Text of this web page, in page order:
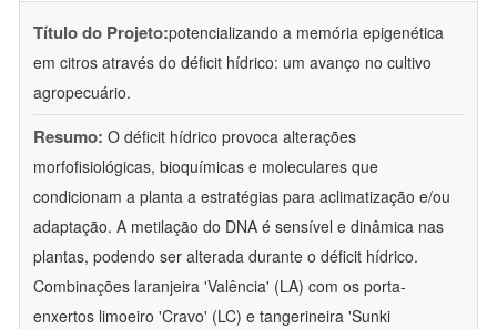
Título do Projeto:potencializando a memória epigenética
em citros através do déficit hídrico: um avanço no cultivo
agropecuário.
Resumo: O déficit hídrico provoca alterações
morfofisiológicas, bioquímicas e moleculares que
condicionam a planta a estratégias para aclimatização e/ou
adaptação. A metilação do DNA é sensível e dinâmica nas
plantas, podendo ser alterada durante o déficit hídrico.
Combinações laranjeira 'Valência' (LA) com os porta-
enxertos limoeiro 'Cravo' (LC) e tangerineira 'Sunki